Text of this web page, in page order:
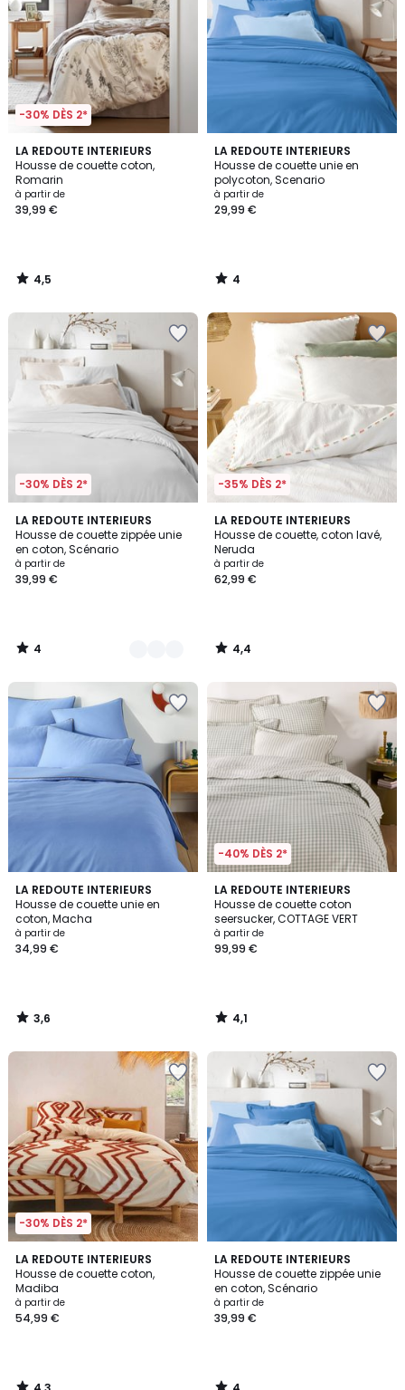
-30% DÈS 2*
LA REDOUTE INTERIEURS
Housse de couette coton,
Romarin
à partir de
39,99 €
4,5
/ 5
4,5
/
LA REDOUTE INTERIEURS
Housse de couette unie en
polycoton, Scenario
à partir de
29,99 €
4
/
5
4
/
-30% DÈS 2*
LA REDOUTE INTERIEURS
Housse de couette zippée unie
en coton, Scénario
à partir de
39,99 €
4
/
5
22
Couleurs
4
/
-35% DÈS 2*
LA REDOUTE INTERIEURS
Housse de couette, coton lavé,
Neruda
à partir de
62,99 €
4,4
/ 5
4,4
/
LA REDOUTE INTERIEURS
Housse de couette unie en
coton, Macha
à partir de
34,99 €
3,6
/ 5
3,6
/
-40% DÈS 2*
LA REDOUTE INTERIEURS
Housse de couette coton
seersucker, COTTAGE VERT
à partir de
99,99 €
4,1
/ 5
4,1
/
-30% DÈS 2*
LA REDOUTE INTERIEURS
Housse de couette coton,
Madiba
à partir de
54,99 €
4,3
/ 5
LA REDOUTE INTERIEURS
Housse de couette zippée unie
en coton, Scénario
à partir de
39,99 €
4
/
5